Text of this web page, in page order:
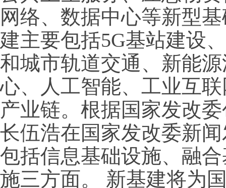
网络、数据中心等新型
建主要包括5G基站建设
和城市轨道交通、新能
心、人工智能、工业互
产业链。根据国家发改
长伍浩在国家发改委新
包括信息基础设施、融
施三方面。 新基建将为